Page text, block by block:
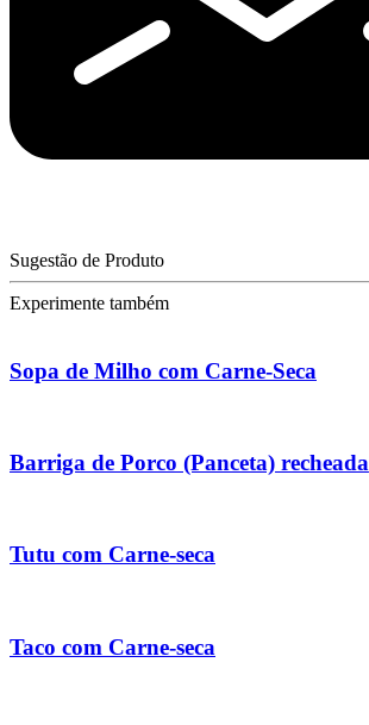
Sugestão de Produto
Experimente também
Sopa de Milho com Carne-Seca
Barriga de Porco (Panceta) recheada
Tutu com Carne-seca
Taco com Carne-seca